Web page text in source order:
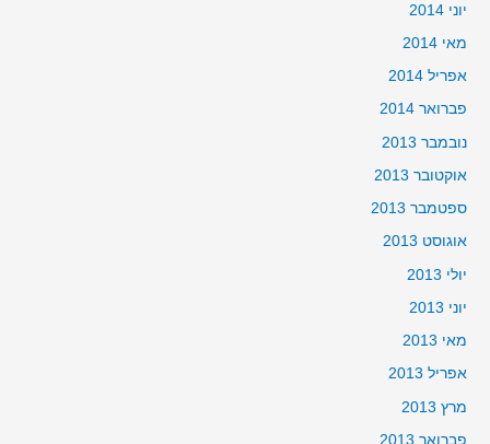
יוני 2014
מאי 2014
אפריל 2014
פברואר 2014
נובמבר 2013
אוקטובר 2013
ספטמבר 2013
אוגוסט 2013
יולי 2013
יוני 2013
מאי 2013
אפריל 2013
מרץ 2013
פברואר 2013